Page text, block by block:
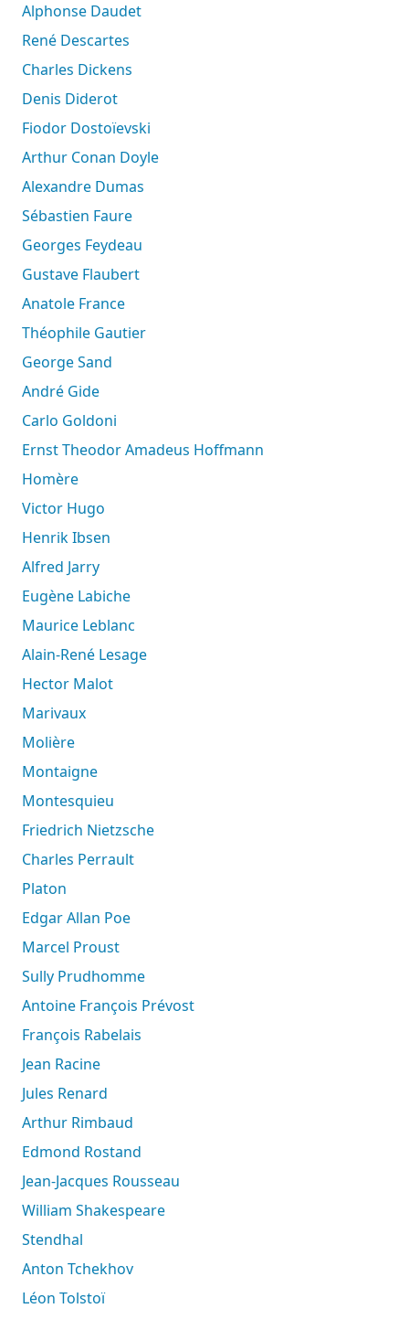
Alphonse Daudet
René Descartes
Charles Dickens
Denis Diderot
Fiodor Dostoïevski
Arthur Conan Doyle
Alexandre Dumas
Sébastien Faure
Georges Feydeau
Gustave Flaubert
Anatole France
Théophile Gautier
George Sand
André Gide
Carlo Goldoni
Ernst Theodor Amadeus Hoffmann
Homère
Victor Hugo
Henrik Ibsen
Alfred Jarry
Eugène Labiche
Maurice Leblanc
Alain-René Lesage
Hector Malot
Marivaux
Molière
Montaigne
Montesquieu
Friedrich Nietzsche
Charles Perrault
Platon
Edgar Allan Poe
Marcel Proust
Sully Prudhomme
Antoine François Prévost
François Rabelais
Jean Racine
Jules Renard
Arthur Rimbaud
Edmond Rostand
Jean-Jacques Rousseau
William Shakespeare
Stendhal
Anton Tchekhov
Léon Tolstoï